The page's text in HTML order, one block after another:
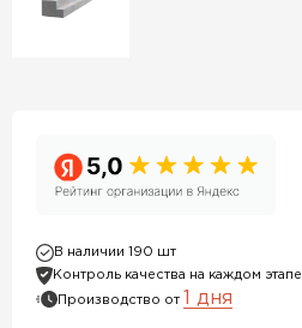
В наличии 190 шт
Контроль качества на каждом этапе
Производство от 1 дня